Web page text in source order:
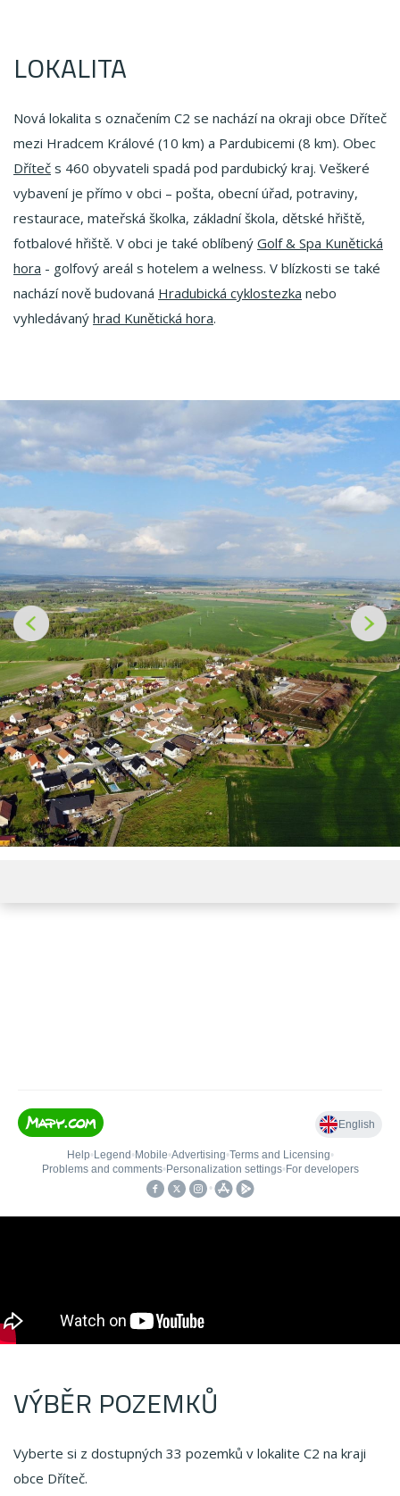
LOKALITA
Nová lokalita s označením C2 se nachází na okraji obce Dříteč
mezi Hradcem Králové (10 km) a Pardubicemi (8 km). Obec
Dříteč s 460 obyvateli spadá pod pardubický kraj. Veškeré
vybavení je přímo v obci – pošta, obecní úřad, potraviny,
restaurace, mateřská školka, základní škola, dětské hřiště,
fotbalové hřiště. V obci je také oblíbený Golf & Spa Kunětická
hora - golfový areál s hotelem a welness. V blízkosti se také
nachází nově budovaná Hradubická cyklostezka nebo
vyhledávaný hrad Kunětická hora.
VÝBĚR POZEMKŮ
Vyberte si z dostupných 33 pozemků v lokalite C2 na kraji
obce Dříteč.